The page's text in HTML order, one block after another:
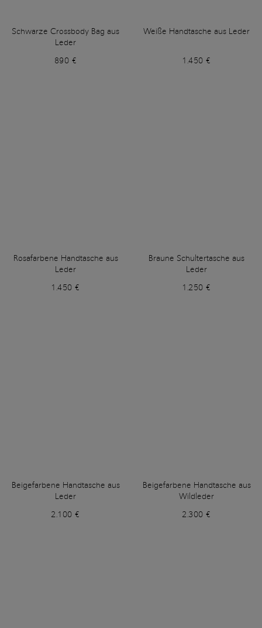
Schwarze Crossbody Bag aus
Leder
890 €
Weiße Handtasche aus Leder
1.450 €
Rosafarbene Handtasche aus
Leder
1.450 €
Braune Schultertasche aus
Leder
1.250 €
Beigefarbene Handtasche aus
Leder
2.100 €
Beigefarbene Handtasche aus
Wildleder
2.300 €